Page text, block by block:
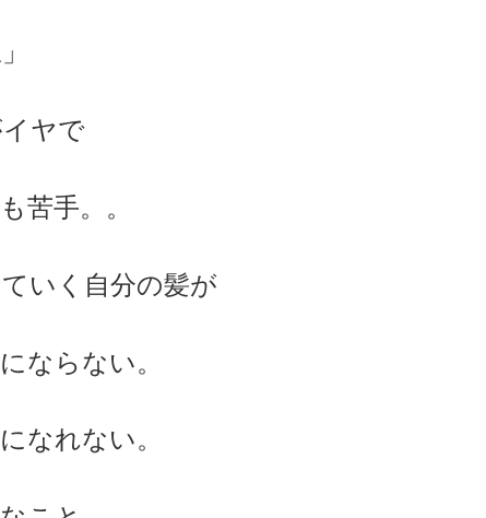
ヤで
苦手。。
いく自分の髪が
ならない。
なれない。